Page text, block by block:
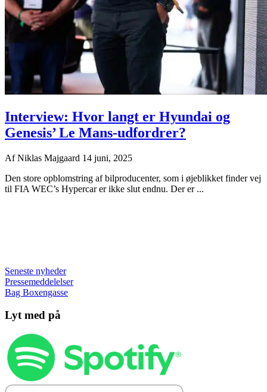
Interview: Hvor langt er Hyundai og
Genesis’ Le Mans-udfordrer?
AfNiklas Majgaard 14 juni, 2025
Den store opblomstring af bilproducenter, som i øjeblikket finder vej
til FIA WEC’s Hypercar er ikke slut endnu. Der er ...
Seneste nyheder
Pressemeddelelser
Bag Boxengasse
Lyt med på